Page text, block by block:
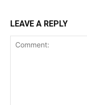
LEAVE A REPLY